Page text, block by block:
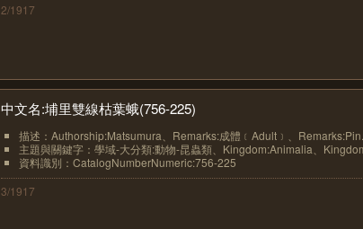
2/1917
中文名:埔里雙線枯葉蛾(756-225)
描述：Authorship:Matsumura、Remarks:成體﹝Adult﹞、
主題與關鍵字：學域-大分類:動物-昆蟲類、Kingdom:Animalia、
資料識別：CatalogNumberNumeric:756-225
3/1917